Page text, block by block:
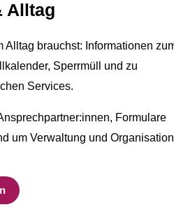
Alltag
Alltag brauchst: Informationen
Sperrmüll und zu
Services.
Formulare
um Verwaltung und Organisation